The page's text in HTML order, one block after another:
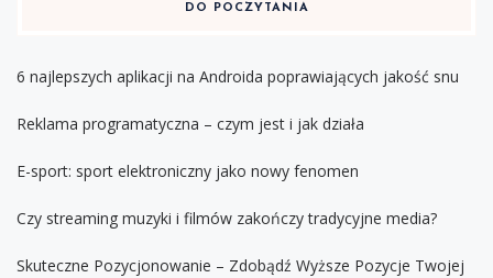
DO POCZYTANIA
6 najlepszych aplikacji na Androida poprawiających jakość snu
Reklama programatyczna – czym jest i jak działa
E-sport: sport elektroniczny jako nowy fenomen
Czy streaming muzyki i filmów zakończy tradycyjne media?
Skuteczne Pozycjonowanie – Zdobądź Wyższe Pozycje Twojej